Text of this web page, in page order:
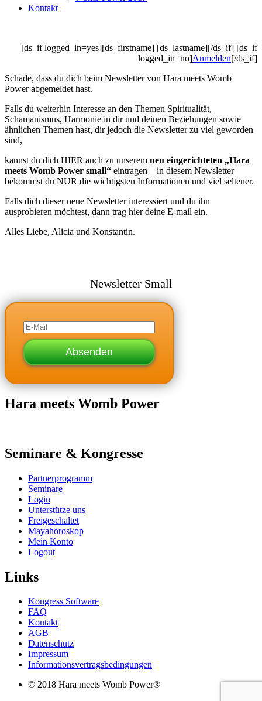
Kontakt
[ds_if logged_in=yes][ds_firstname] [ds_lastname][/ds_if] [ds_if
logged_in=no]Anmelden[/ds_if]
Schade, dass du dich beim Newsletter von Hara meets Womb
Power abgemeldet hast.
Falls du weiterhin Interesse an den Themen Spiritualität,
Schamanismus, Harmonie in dir und deinen Beziehungen sowie
ähnlichen Themen hast, dir jedoch die Newsletter zu viel geworden
sind,
kannst du dich HIER auch zu unserem neu eingerichteten „Hara
meets Womb Power small“ eintragen – in diesem Newsletter
bekommst du NUR die wichtigsten Informationen und viel seltener.
Falls dich dieser neue Newsletter interessiert und du ihn
ausprobieren möchtest, dann trag hier deine E-mail ein.
Alles Liebe, Alicia und Konstantin.
Newsletter Small
Absenden
Hara meets Womb Power
Seminare & Kongresse
Partnerprogramm
Seminare
Login
Unterstütze uns
Freigeschaltet
Mayahoroskop
Mein Konto
Logout
Links
Kongress Software
FAQ
Kontakt
AGB
Datenschutz
Impressum
Informationsvertragsbedingungen
© 2018 Hara meets Womb Power®